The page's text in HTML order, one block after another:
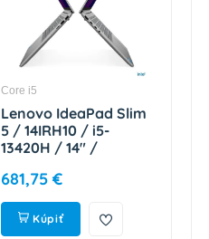
Core i5
Lenovo IdeaPad Slim
5 / 14IRH10 / i5-
13420H / 14" /
512GB / Intel int /
W11H / Gray / 2R
83HR0061CK
681,75 €
Kúpiť